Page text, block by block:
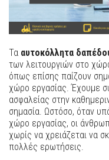
Τα αυτοκόλλητα
των λειτουργιών στο
όπως επίσης παίζουν
χώρο εργασίας. Έχουμε
ασφαλείας στην
σημασία. Ωστόσο, όταν
χώρο εργασίας, οι
χωρίς να χρειάζεται να
πολλές ερωτήσεις.